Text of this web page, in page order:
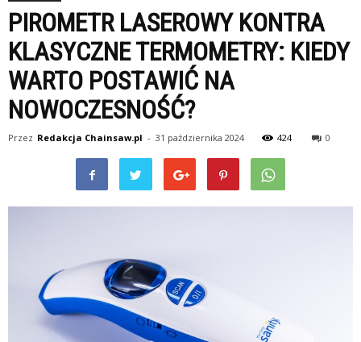
PIROMETR LASEROWY KONTRA
KLASYCZNE TERMOMETRY: KIEDY
WARTO POSTAWIĆ NA
NOWOCZESNOŚĆ?
Przez Redakcja Chainsaw.pl - 31 października 2024 424 0